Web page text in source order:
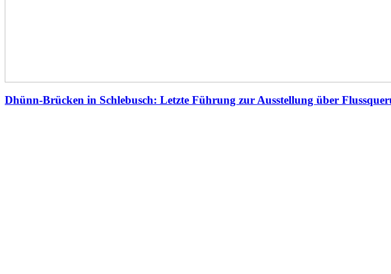
Dhünn-Brücken in Schlebusch: Letzte Führung zur Ausstellung über